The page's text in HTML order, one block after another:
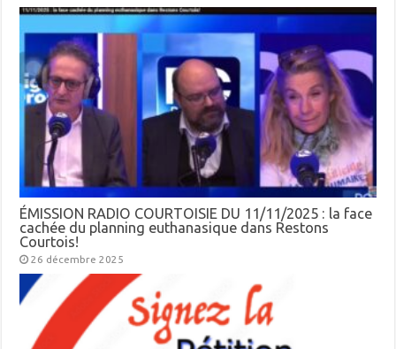
ÉMISSION RADIO COURTOISIE DU 11/11/2025 : la face
cachée du planning euthanasique dans Restons
Courtois!
26 décembre 2025